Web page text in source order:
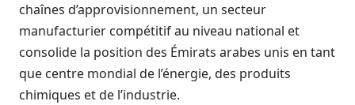
chaînes d’approvisionnement, un secteur
manufacturier compétitif au niveau national et
consolide la position des Émirats arabes unis en tant
que centre mondial de l’énergie, des produits
chimiques et de l’industrie.